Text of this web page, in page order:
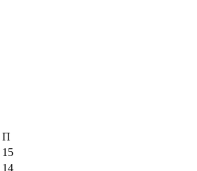
П
15
14